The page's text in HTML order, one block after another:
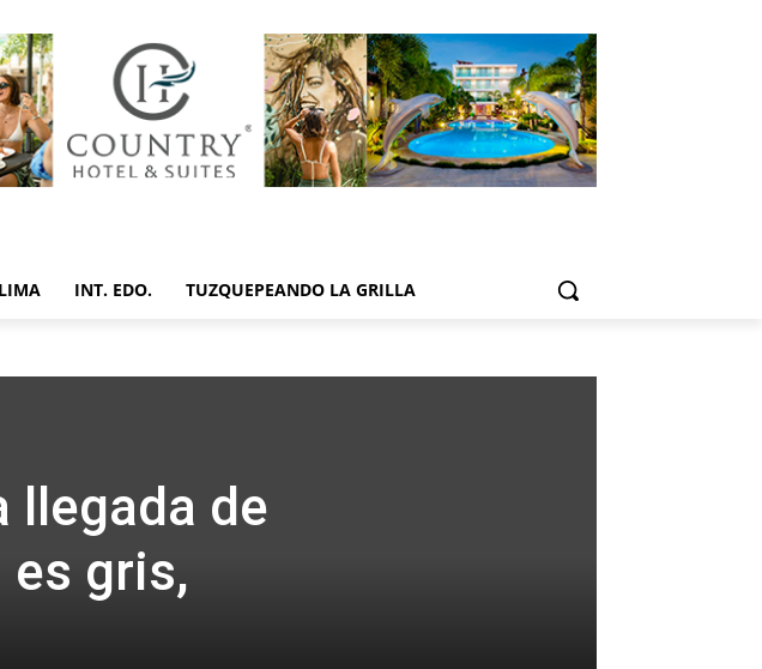
INT. EDO. TUZQUEPEANDO LA GRILLA
llegada de
es gris,